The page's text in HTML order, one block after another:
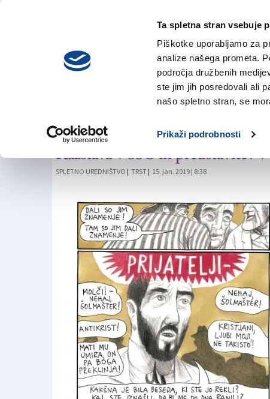
Ta spletna stran vsebuje
Piškotke uporabljamo za
analize našega prometa.
področja družbenih
ste jim jih posredovali ali
našo spletno stran, se
Prikaži podrobnosti
četrtek,
6. avgusta 2026
Cankar v stripu
Razstava v SSG in predstavitev
SPLETNO UREDNIŠTVO | TRST | 15. jan. 2019 | 8:38